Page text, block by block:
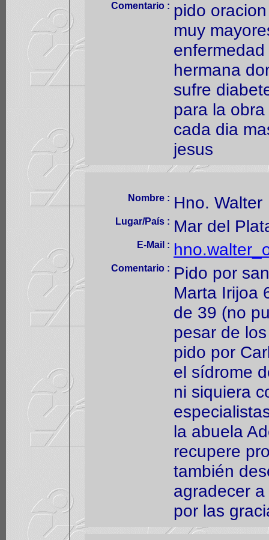
Comentario : pido
muy
hermana
sufre
para la
cada dia
jesus
Nombre : Hno. Walter
Lugar/País : Mar del
E-Mail :
Comentario : Pido por
Marta Irijoa
de 39 (no
pesar de
pido por
el sídrome
ni siquiera
la abuela
recupere
también
agradecer
por las